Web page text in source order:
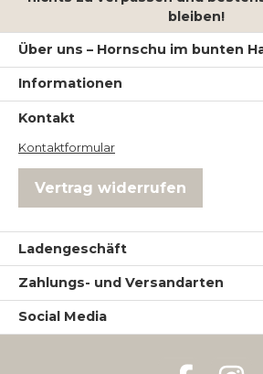
bleiben!
Über uns – Hornschu im bunten
Informationen
Kontakt
Kontaktformular
Vertrag widerrufen
Ladengeschäft
Zahlungs- und Versandarten
Social Media